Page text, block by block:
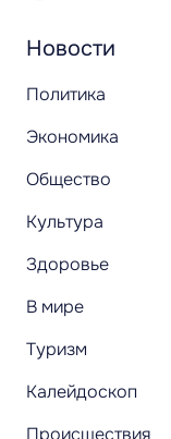
Новости
Политика
Экономика
Общество
Культура
Здоровье
В мире
Туризм
Калейдоскоп
Происшествия